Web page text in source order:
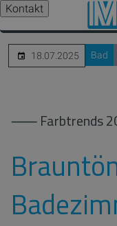
Kontakt
18.07.2025 Bad
⸺ Farbtrends